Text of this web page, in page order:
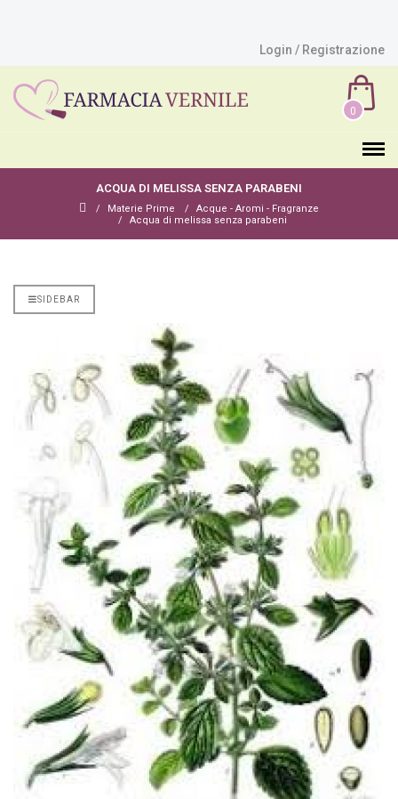
Login / Registrazione
0
ACQUA DI MELISSA SENZA PARABENI
Materie Prime
Acque - Aromi - Fragranze
Acqua di melissa senza parabeni
SIDEBAR